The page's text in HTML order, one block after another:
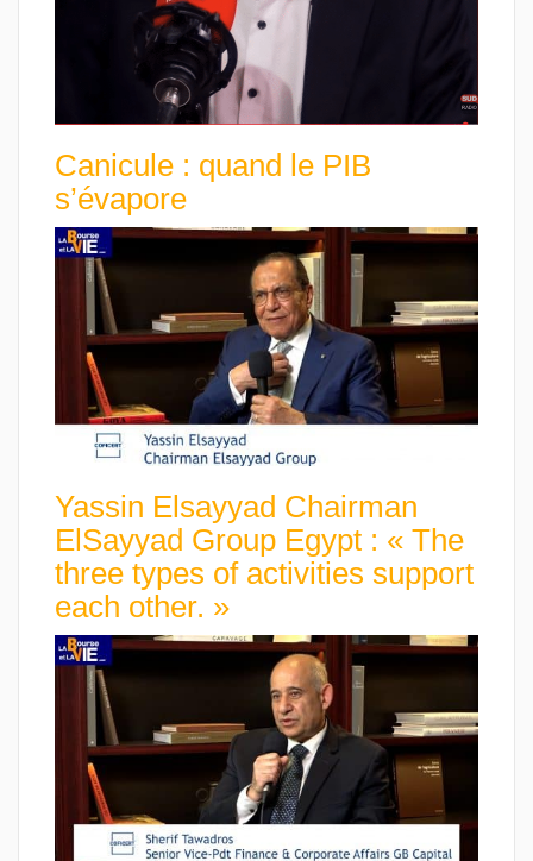
Canicule : quand le PIB
s’évapore
Yassin Elsayyad Chairman
ElSayyad Group Egypt : « The
three types of activities support
each other. »